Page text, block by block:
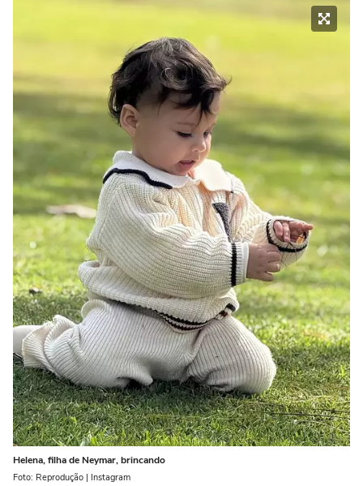
Helena, filha de Neymar, brincando
Foto: Reprodução | Instagram